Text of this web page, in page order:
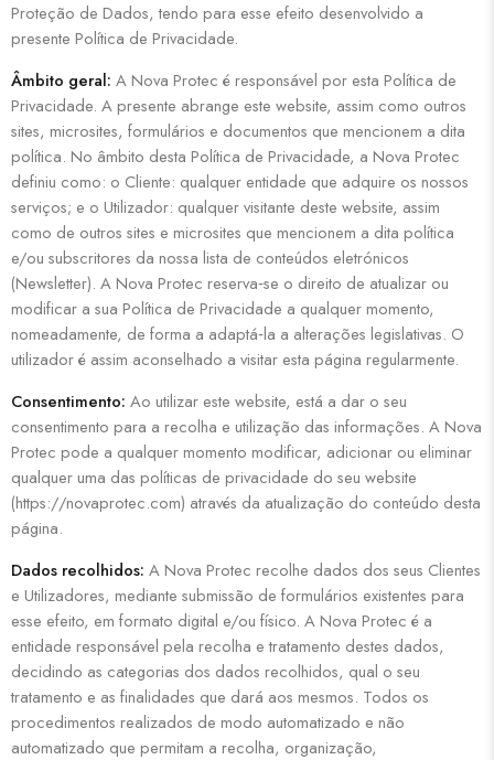
Proteção de Dados, tendo para esse efeito desenvolvido a
presente Política de Privacidade.
Âmbito geral: A Nova Protec é responsável por esta Política de
Privacidade. A presente abrange este website, assim como outros
sites, microsites, formulários e documentos que mencionem a dita
política. No âmbito desta Política de Privacidade, a Nova Protec
definiu como: o Cliente: qualquer entidade que adquire os nossos
serviços; e o Utilizador: qualquer visitante deste website, assim
como de outros sites e microsites que mencionem a dita política
e/ou subscritores da nossa lista de conteúdos eletrónicos
(Newsletter). A Nova Protec reserva‐se o direito de atualizar ou
modificar a sua Política de Privacidade a qualquer momento,
nomeadamente, de forma a adaptá‐la a alterações legislativas. O
utilizador é assim aconselhado a visitar esta página regularmente.
Consentimento: Ao utilizar este website, está a dar o seu
consentimento para a recolha e utilização das informações. A Nova
Protec pode a qualquer momento modificar, adicionar ou eliminar
qualquer uma das políticas de privacidade do seu website
(https://novaprotec.com) através da atualização do conteúdo desta
página.
Dados recolhidos: A Nova Protec recolhe dados dos seus Clientes
e Utilizadores, mediante submissão de formulários existentes para
esse efeito, em formato digital e/ou físico. A Nova Protec é a
entidade responsável pela recolha e tratamento destes dados,
decidindo as categorias dos dados recolhidos, qual o seu
tratamento e as finalidades que dará aos mesmos. Todos os
procedimentos realizados de modo automatizado e não
automatizado que permitam a recolha, organização,